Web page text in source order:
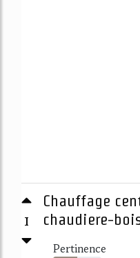
1
Chauffage
chaudiere-
Pertinence